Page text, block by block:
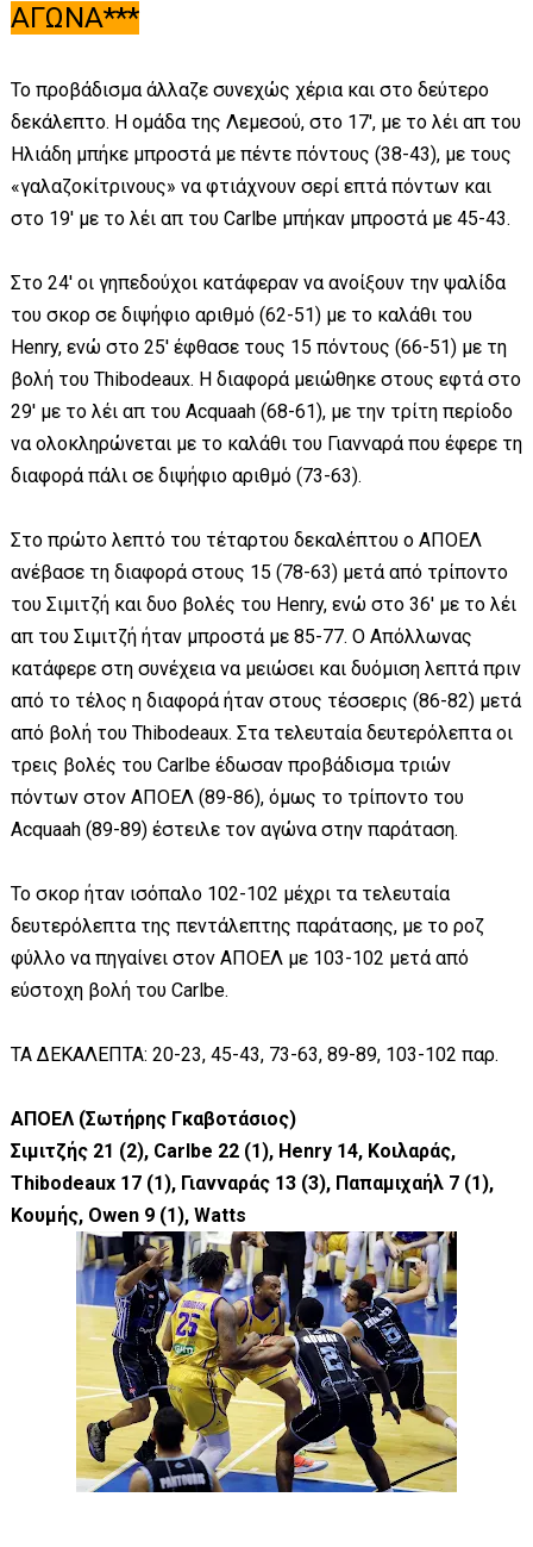
ΑΓΩΝΑ***
Το προβάδισμα άλλαζε συνεχώς χέρια και στο δεύτερο
δεκάλεπτο. Η ομάδα της Λεμεσού, στο 17', με το λέι απ του
Ηλιάδη μπήκε μπροστά με πέντε πόντους (38-43), με τους
«γαλαζοκίτρινους» να φτιάχνουν σερί επτά πόντων και
στο 19' με το λέι απ του Carlbe μπήκαν μπροστά με 45-43.
Στο 24' οι γηπεδούχοι κατάφεραν να ανοίξουν την ψαλίδα
του σκορ σε διψήφιο αριθμό (62-51) με το καλάθι του
Henry, ενώ στο 25' έφθασε τους 15 πόντους (66-51) με τη
βολή του Thibodeaux. Η διαφορά μειώθηκε στους εφτά στο
29' με το λέι απ του Acquaah (68-61), με την τρίτη περίοδο
να ολοκληρώνεται με το καλάθι του Γιανναρά που έφερε τη
διαφορά πάλι σε διψήφιο αριθμό (73-63).
Στο πρώτο λεπτό του τέταρτου δεκαλέπτου ο ΑΠΟΕΛ
ανέβασε τη διαφορά στους 15 (78-63) μετά από τρίποντο
του Σιμιτζή και δυο βολές του Henry, ενώ στο 36' με το λέι
απ του Σιμιτζή ήταν μπροστά με 85-77. Ο Απόλλωνας
κατάφερε στη συνέχεια να μειώσει και δυόμιση λεπτά πριν
από το τέλος η διαφορά ήταν στους τέσσερις (86-82) μετά
από βολή του Thibodeaux. Στα τελευταία δευτερόλεπτα οι
τρεις βολές του Carlbe έδωσαν προβάδισμα τριών
πόντων στον ΑΠΟΕΛ (89-86), όμως το τρίποντο του
Acquaah (89-89) έστειλε τον αγώνα στην παράταση.
Το σκορ ήταν ισόπαλο 102-102 μέχρι τα τελευταία
δευτερόλεπτα της πεντάλεπτης παράτασης, με το ροζ
φύλλο να πηγαίνει στον ΑΠΟΕΛ με 103-102 μετά από
εύστοχη βολή του Carlbe.
ΤΑ ΔΕΚΑΛΕΠΤΑ: 20-23, 45-43, 73-63, 89-89, 103-102 παρ.
AΠΟΕΛ (Σωτήρης Γκαβοτάσιος)
Σιμιτζής 21 (2), Carlbe 22 (1), Henry 14, Koιλαράς,
Thibodeaux 17 (1), Γιανναράς 13 (3), Παπαμιχαήλ 7 (1),
Κουμής, Owen 9 (1), Watts